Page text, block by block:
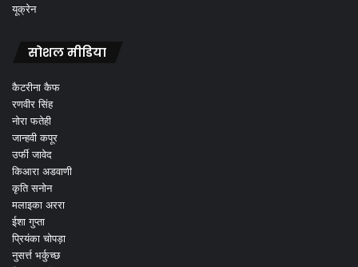
यूक्रेन
सोशल मीडिया
कैटरीना कैफ
रणवीर सिंह
नोरा फतेही
जान्हवी कपूर
उर्फी जावेद
किआरा अडवाणी
कृति सनोन
मलाइका अररा
ईशा गुप्ता
प्रियंका चोपड़ा
नुसर्त्त भर्कुच्छ